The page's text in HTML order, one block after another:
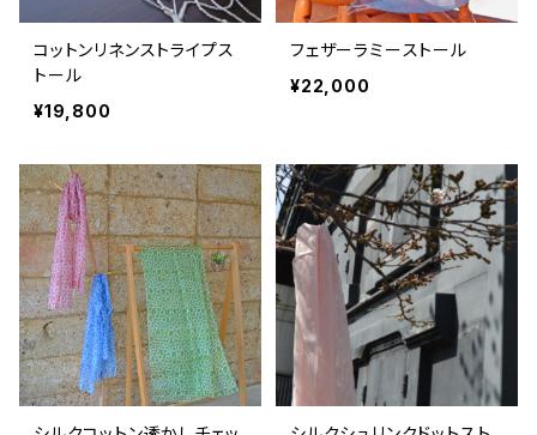
コットンリネンストライプス
トール
¥19,800
フェザーラミーストール
¥22,000